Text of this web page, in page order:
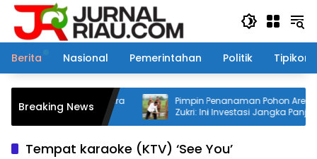
Langsung
konten
Berita
Nasional Pemerintahan Politik Tipikor
Breaking News
Upacara
Pimpin Penanaman Pohon Aren, Bupati
Zukri: Ini Investasi Jangka Panjang untuk
Masa Depan Pelalawan
Tempat karaoke (KTV) ‘See You’